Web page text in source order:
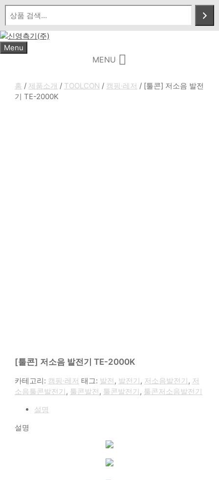
Skip
content
Menu
MENU
홈 / 제품소개 / TOOLCON / 캠핑·레저 / [툴콘] 저소음 발전
기 TE-2000K
[툴콘] 저소음 발전기 TE-2000K
카테고리: 캠핑·레저 태그: 발전, 발전기, 저소음발전기, 저
소음툴콘발전기, 툴콘발전, 툴콘발전기, 툴콘저소음발전기
설명
설명